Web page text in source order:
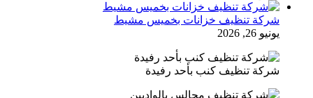
شركة تنظيف خزانات بخميس مشيط
يونيو 26, 2026
شركة تنظيف كنب بأحد رفيدة